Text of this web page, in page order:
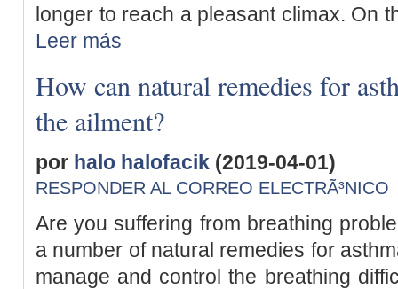
longer to reach a pleasant climax. On
Leer más
How can natural remedies for
the ailment?
por halo halofacik (2019-04-01)
RESPONDER AL CORREO ELECTRÃ³NICO
Are you suffering from breathing
a number of natural remedies for
manage and control the breathing